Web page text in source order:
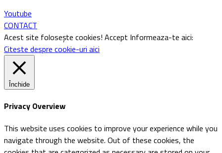
Youtube
CONTACT
Acest site folosește cookies! Accept Informeaza-te aici:
Citeste despre cookie-uri aici
Închide
Privacy Overview
This website uses cookies to improve your experience while you
navigate through the website. Out of these cookies, the